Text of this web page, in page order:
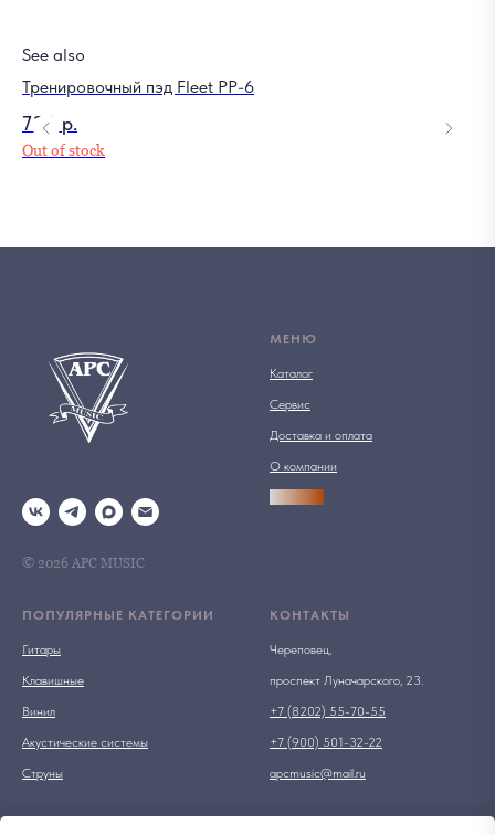
See also
Тренировочный пэд Fleet PP-6
730 р.
Out of stock
© 2026 АРС MUSIC
МЕНЮ
Каталог
Сервис
Доставка и оплата
О компании
ПОПУЛЯРНЫЕ КАТЕГОРИИ
Гитары
Клавишные
Винил
Акустические системы
Струны
КОНТАКТЫ
Череповец,
проспект Луначарского, 23.
+7 (8202) 55-70-55
+7 (900) 501-32-22
apcmusic@mail.ru